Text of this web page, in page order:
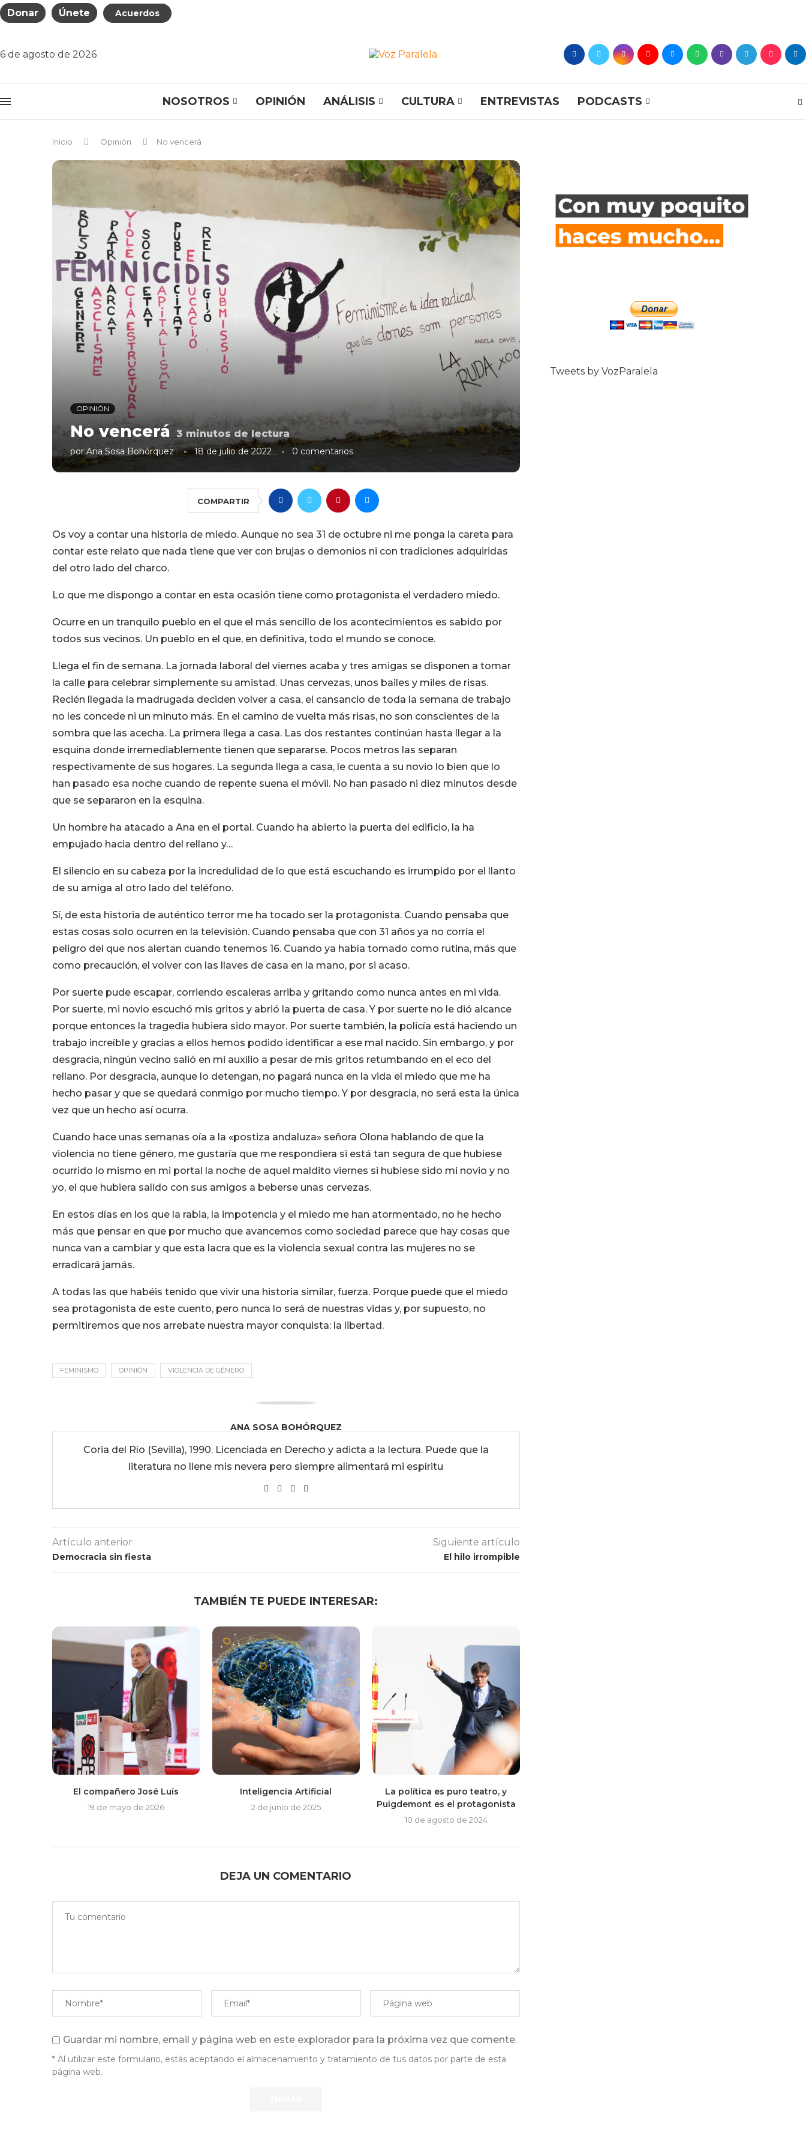
Donar Únete Acuerdos
6 de agosto de 2026
NOSOTROS OPINIÓN ANÁLISIS CULTURA ENTREVISTAS PODCASTS
Inicio Opinión No vencerá
OPINIÓN
No vencerá 3 minutos de lectura
por Ana Sosa Bohórquez 18 de julio de 2022 0 comentarios
COMPARTIR
Os voy a contar una historia de miedo. Aunque no sea 31 de octubre ni me ponga la careta para
contar este relato que nada tiene que ver con brujas o demonios ni con tradiciones adquiridas
del otro lado del charco.
Lo que me dispongo a contar en esta ocasión tiene como protagonista el verdadero miedo.
Ocurre en un tranquilo pueblo en el que el más sencillo de los acontecimientos es sabido por
todos sus vecinos. Un pueblo en el que, en definitiva, todo el mundo se conoce.
Llega el fin de semana. La jornada laboral del viernes acaba y tres amigas se disponen a tomar
la calle para celebrar simplemente su amistad. Unas cervezas, unos bailes y miles de risas.
Recién llegada la madrugada deciden volver a casa, el cansancio de toda la semana de trabajo
no les concede ni un minuto más. En el camino de vuelta más risas, no son conscientes de la
sombra que las acecha. La primera llega a casa. Las dos restantes continúan hasta llegar a la
esquina donde irremediablemente tienen que separarse. Pocos metros las separan
respectivamente de sus hogares. La segunda llega a casa, le cuenta a su novio lo bien que lo
han pasado esa noche cuando de repente suena el móvil. No han pasado ni diez minutos desde
que se separaron en la esquina.
Un hombre ha atacado a Ana en el portal. Cuando ha abierto la puerta del edificio, la ha
empujado hacia dentro del rellano y…
El silencio en su cabeza por la incredulidad de lo que está escuchando es irrumpido por el llanto
de su amiga al otro lado del teléfono.
Sí, de esta historia de auténtico terror me ha tocado ser la protagonista. Cuando pensaba que
estas cosas solo ocurren en la televisión. Cuando pensaba que con 31 años ya no corría el
peligro del que nos alertan cuando tenemos 16. Cuando ya había tomado como rutina, más que
como precaución, el volver con las llaves de casa en la mano, por si acaso.
Por suerte pude escapar, corriendo escaleras arriba y gritando como nunca antes en mi vida.
Por suerte, mi novio escuchó mis gritos y abrió la puerta de casa. Y por suerte no le dió alcance
porque entonces la tragedia hubiera sido mayor. Por suerte también, la policía está haciendo un
trabajo increíble y gracias a ellos hemos podido identificar a ese mal nacido. Sin embargo, y por
desgracia, ningún vecino salió en mi auxilio a pesar de mis gritos retumbando en el eco del
rellano. Por desgracia, aunque lo detengan, no pagará nunca en la vida el miedo que me ha
hecho pasar y que se quedará conmigo por mucho tiempo. Y por desgracia, no será esta la única
vez que un hecho así ocurra.
Cuando hace unas semanas oía a la «postiza andaluza» señora Olona hablando de que la
violencia no tiene género, me gustaría que me respondiera si está tan segura de que hubiese
ocurrido lo mismo en mi portal la noche de aquel maldito viernes si hubiese sido mi novio y no
yo, el que hubiera salido con sus amigos a beberse unas cervezas.
En estos días en los que la rabia, la impotencia y el miedo me han atormentado, no he hecho
más que pensar en que por mucho que avancemos como sociedad parece que hay cosas que
nunca van a cambiar y que esta lacra que es la violencia sexual contra las mujeres no se
erradicará jamás.
A todas las que habéis tenido que vivir una historia similar, fuerza. Porque puede que el miedo
sea protagonista de este cuento, pero nunca lo será de nuestras vidas y, por supuesto, no
permitiremos que nos arrebate nuestra mayor conquista: la libertad.
FEMINISMO OPINIÓN VIOLENCIA DE GÉNERO
ANA SOSA BOHÓRQUEZ
Coria del Río (Sevilla), 1990. Licenciada en Derecho y adicta a la lectura. Puede que la
literatura no llene mis nevera pero siempre alimentará mi espíritu
Artículo anterior
Democracia sin fiesta
Siguiente artículo
El hilo irrompible
TAMBIÉN TE PUEDE INTERESAR:
El compañero José Luís
19 de mayo de 2026
Inteligencia Artificial
2 de junio de 2025
La política es puro teatro, y
Puigdemont es el protagonista
10 de agosto de 2024
DEJA UN COMENTARIO
Guardar mi nombre, email y página web en este explorador para la próxima vez que comente.
* Al utilizar este formulario, estás aceptando el almacenamiento y tratamiento de tus datos por parte de esta
página web.
Tweets by VozParalela